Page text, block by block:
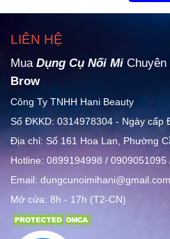
LIÊN HỆ
Mua Dụng Cụ Nối Mi Chuyên
Brow
Công Ty TNHH Hani Beauty
Số ĐKKD: 0314978304 - Ngày cấp
Địa chỉ: Số 161 Hoa Lan, Phường
Hotline: 0899194998 /
Email: dungcunoimihani@gmail.com
Mở cửa: 8h - 17h (T2-CN)